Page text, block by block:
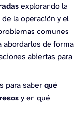
explorando la
la operación y el
comunes
abordarlos de forma
abiertas para
para saberqué
y en qué